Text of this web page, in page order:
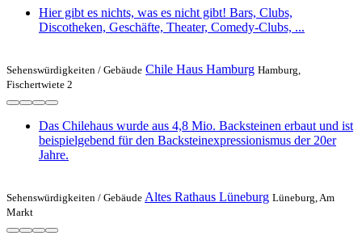
Hier gibt es nichts, was es nicht gibt! Bars, Clubs,
Discotheken, Geschäfte, Theater, Comedy-Clubs, ...
Sehenswürdigkeiten / Gebäude Chile Haus Hamburg Hamburg,
Fischertwiete 2
Das Chilehaus wurde aus 4,8 Mio. Backsteinen erbaut und ist
beispielgebend für den Backsteinexpressionismus der 20er
Jahre.
Sehenswürdigkeiten / Gebäude Altes Rathaus Lüneburg Lüneburg, Am
Markt